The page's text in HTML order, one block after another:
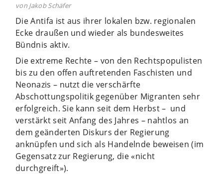
von Jakob Schäfer
Die Antifa ist aus ihrer lokalen bzw. regionalen
Ecke draußen und wieder als bundesweites
Bündnis aktiv.
Die extreme Rechte – von den Rechtspopulisten
bis zu den offen auftretenden Faschisten und
Neonazis – nutzt die verschärfte
Abschottungspolitik gegenüber Migranten sehr
erfolgreich. Sie kann seit dem Herbst – und
verstärkt seit Anfang des Jahres – nahtlos an
dem geänderten Diskurs der Regierung
anknüpfen und sich als Handelnde beweisen (im
Gegensatz zur Regierung, die «nicht
durchgreift»).